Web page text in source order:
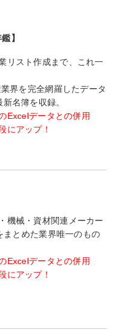
】
リスト作成まで、これ一
界を完全網羅したデータ
名簿を収録。
Excelデータとの併用
にアップ！
機械・資材関連メーカー
まとめた業界唯一のもの
Excelデータとの併用
にアップ！